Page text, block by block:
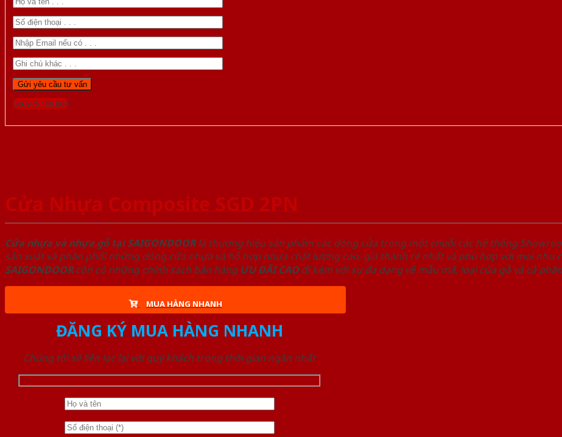
Gọi 0976.169.864
Cửa Nhựa Composite SGD 2PN
Cửa nhựa và nhựa gỗ tại SAIGONDOORlà thương hiệu sản phẩm các dòng cửa trong một chuỗi các hệ thống
sản xuất và phân phối những dòng cửa nhựa và hỗ hợp nhựa chất lượng cao, giá thành rẻ nhất và phù hợp với mọi nhu
SAIGONDOORcòn có những chính sách bán hàng ƯU ĐÃI CAOđi kèm với sự đa dạng về mẫu mã, loại cửa gỗ và cả
MUA HÀNG NHANH
ĐĂNG KÝ MUA HÀNG NHANH
Chúng tôi sẽ liên lạc lại với quý khách trong thời gian ngắn nhất